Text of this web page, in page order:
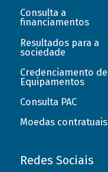
Consulta a
financiamentos
Resultados para a
sociedade
Credenciamento de
Equipamentos
Consulta PAC
Moedas contratuais
Redes Sociais